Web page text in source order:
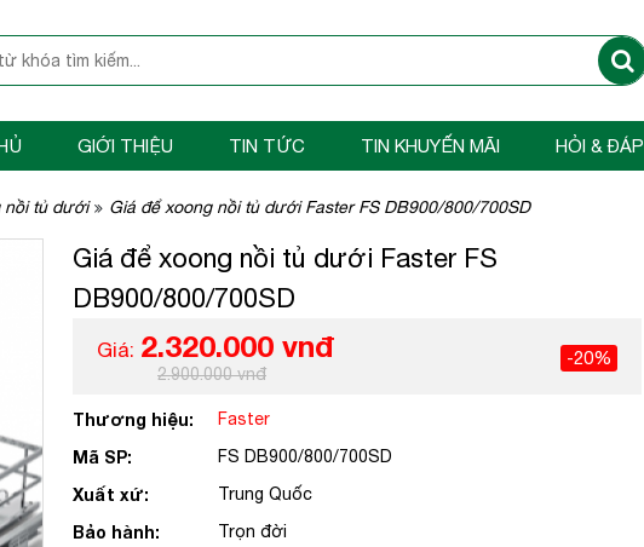
GIỚI THIỆU TIN TỨC TIN KHUYẾN MÃI HỎI & ĐÁP
nồi tủ dưới Giá để xoong nồi tủ dưới Faster FS DB900/800/700SD
Giá để xoong nồi tủ dưới Faster FS
DB900/800/700SD
Giá: 2.320.000 vnđ
2.900.000 vnđ
-20%
Thương hiệu: Faster
Mã SP: FS DB900/800/700SD
Xuất xứ: Trung Quốc
Bảo hành: Trọn đời